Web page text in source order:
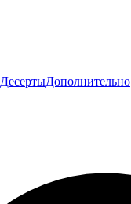
ДесертыДополнительно